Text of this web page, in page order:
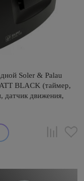
Soler & Palau
BLACK (таймер,
датчик движения,